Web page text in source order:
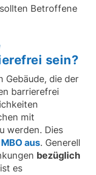
Betroffene
sein?
Gebäude, die der
barrierefrei
mit
werden. Dies
aus. Generell
bezüglich
es